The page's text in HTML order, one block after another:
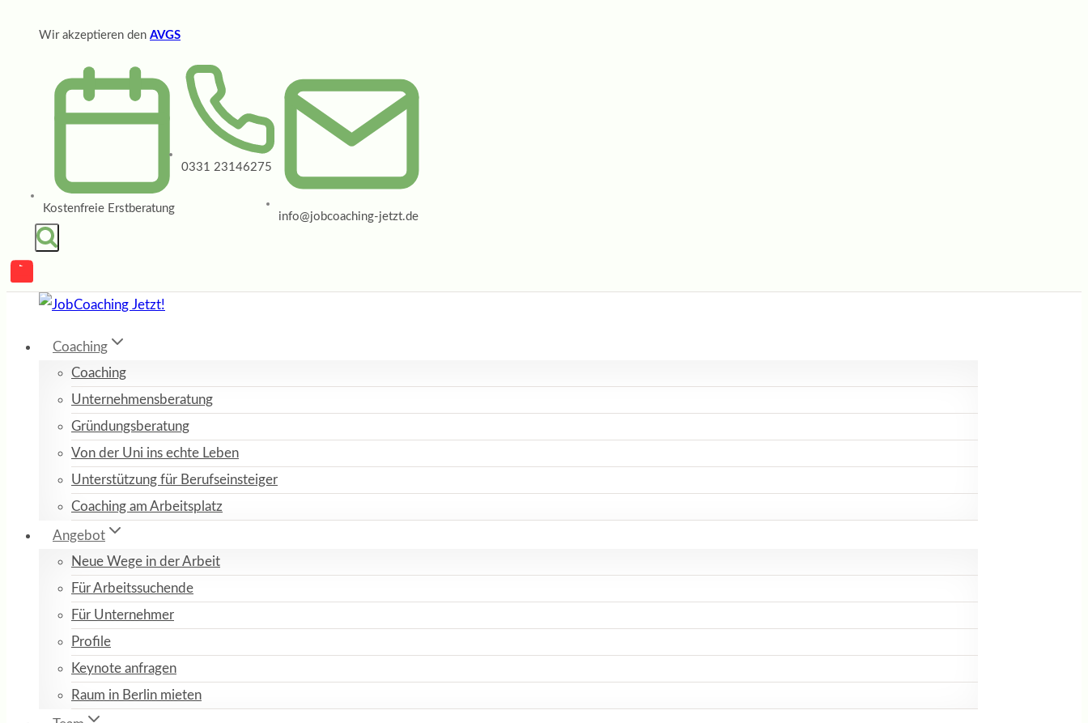
Wir akzeptieren den AVGS
Kostenfreie Erstberatung
0331 23146275
info@jobcoaching-jetzt.de
Coaching
Coaching
Unternehmensberatung
Gründungsberatung
Von der Uni ins echte Leben
Unterstützung für Berufseinsteiger
Coaching am Arbeitsplatz
Angebot
Neue Wege in der Arbeit
Für Arbeitssuchende
Für Unternehmer
Profile
Keynote anfragen
Raum in Berlin mieten